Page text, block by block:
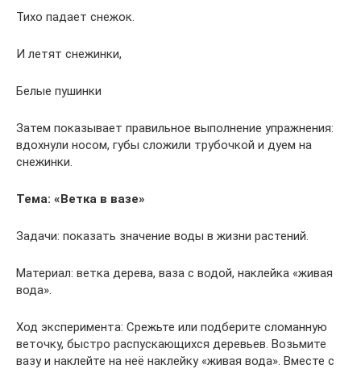
Тихо падает снежок.
И летят снежинки,
Белые пушинки
Затем показывает правильное выполнение упражнения:
вдохнули носом, губы сложили трубочкой и дуем на
снежинки.
Тема: «Ветка в вазе»
Задачи: показать значение воды в жизни растений.
Материал: ветка дерева, ваза с водой, наклейка «живая
вода».
Ход эксперимента: Срежьте или подберите сломанную
веточку, быстро распускающихся деревьев. Возьмите
вазу и наклейте на неё наклейку «живая вода». Вместе с